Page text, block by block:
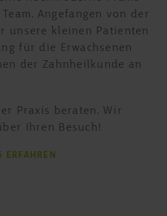
Angefangen von der
unsere kleinen Patienten
für die Erwachsenen
der Zahnheilkunde an
Praxis beraten. Wir
Ihren Besuch!
ERFAHREN